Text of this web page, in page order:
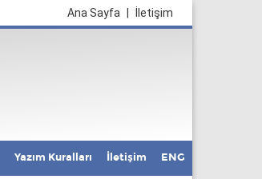
İletişim
Ana Sayfa
Yazım Kuralları İletişim ENG